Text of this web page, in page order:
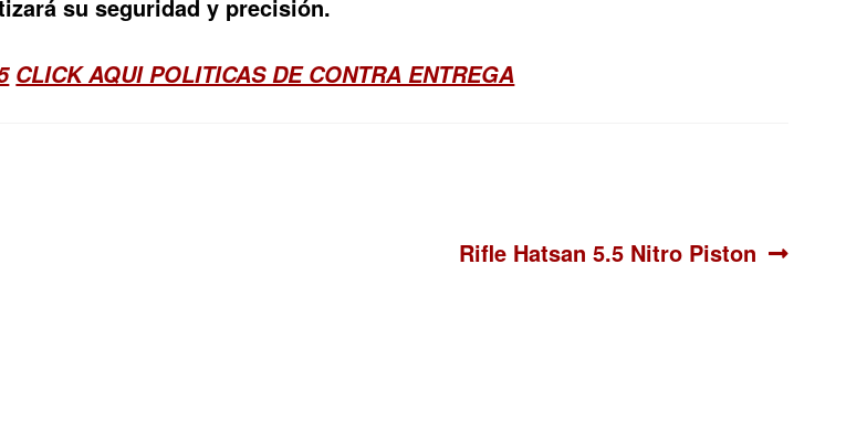
su seguridad y precisión.
CLICK AQUI POLITICAS DE CONTRA ENTREGA
Siguiente:
Rifle Hatsan 5.5 Nitro Piston